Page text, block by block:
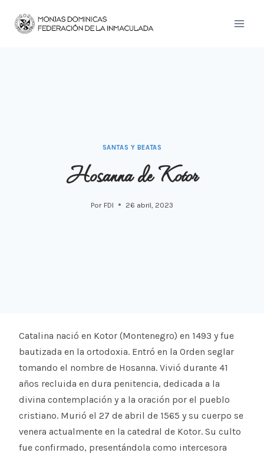
SANTAS Y BEATAS
Hosanna de Kotor
Por FDI 26 abril, 2023
Catalina nació en Kotor (Montenegro) en 1493 y fue
bautizada en la ortodoxia. Entró en la Orden seglar
tomando el nombre de Hosanna. Vivió durante 41
años recluida en dura penitencia, dedicada a la
divina contemplación y a la oración por el pueblo
cristiano. Murió el 27 de abril de 1565 y su cuerpo se
venera actualmente en la catedral de Kotor. Su culto
fue confirmado, presentán­dola como intercesora